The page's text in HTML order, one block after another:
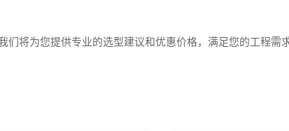
将为您提供专业的选型建议和优惠价格，满足您的工程需求